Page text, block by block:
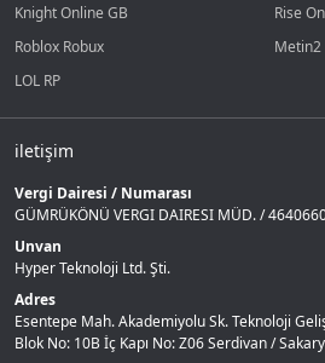
Knight Online GB
Rise
Roblox Robux
Metin2
LOL RP
iletişim
Vergi Dairesi / Numarası
GÜMRÜKÖNÜ VERGI DAIRESI MÜD. /
Unvan
Hyper Teknoloji Ltd. Şti.
Adres
Esentepe Mah. Akademiyolu Sk. Teknoloji
Blok No: 10B İç Kapı No: Z06 Serdivan /